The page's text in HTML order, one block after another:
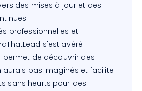
des mises à jour et des
professionnelles et
s'est avéré
permet de découvrir des
pas imaginés et facilite
sans heurts pour des